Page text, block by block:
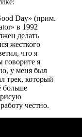
Day» (прим.
в 1992
делать
жесткого
что я
говорите я
у меня был
трек, который
больше
честно.